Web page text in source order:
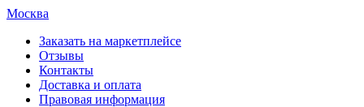
Москва
Заказать на маркетплейсе
Отзывы
Контакты
Доставка и оплата
Правовая информация